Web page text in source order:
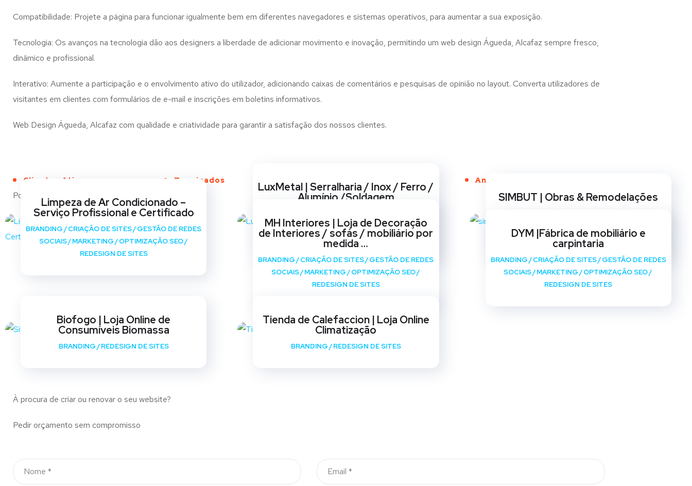
Compatibilidade: Projete a página para funcionar igualmente bem em diferentes navegadores e sistemas operativos, para aumentar a sua exposição.
Tecnologia: Os avanços na tecnologia dão aos designers a liberdade de adicionar movimento e inovação, permitindo um web design Águeda, Alcafaz sempre fresco,
dinâmico e profissional.
Interativo: Aumente a participação e o envolvimento ativo do utilizador, adicionando caixas de comentários e pesquisas de opinião no layout. Converta utilizadores de
visitantes em clientes com formulários de e-mail e inscrições em boletins informativos.
Web Design Águeda, Alcafaz com qualidade e criatividade para garantir a satisfação dos nossos clientes.
Clientes Ativos Terminados Anos de Serviço
Portfólio
Limpeza de Ar Condicionado –
Serviço Profissional e Certificado
BRANDING/CRIAÇÃO DE SITES/GESTÃO DE REDES
SOCIAIS/MARKETING/OPTIMIZAÇÃO SEO/
REDESIGN DE SITES
LuxMetal | Serralharia / Inox / Ferro /
Alumínio /Soldagem
SOCIAIS/ MARKETING/OPTIMIZAÇÃO SEO/
REDESIGN DE SITES
SIMBUT | Obras & Remodelações
REDESIGN DE SITES
MH Interiores | Loja de Decoração
de Interiores / sofás / mobiliário por
medida …
BRANDING /CRIAÇÃO DE SITES/GESTÃO DE REDES
SOCIAIS/MARKETING/OPTIMIZAÇÃO SEO/
REDESIGN DE SITES
DYM |Fábrica de mobiliário e
carpintaria
BRANDING/CRIAÇÃO DE SITES/GESTÃO DE REDES
SOCIAIS/MARKETING/OPTIMIZAÇÃO SEO/
REDESIGN DE SITES
Biofogo | Loja Online de
Consumíveis Biomassa
BRANDING/REDESIGN DE SITES
Tienda de Calefaccion | Loja Online
Climatização
BRANDING/REDESIGN DE SITES
À procura de criar ou renovar o seu website?
Pedir orçamento sem compromisso